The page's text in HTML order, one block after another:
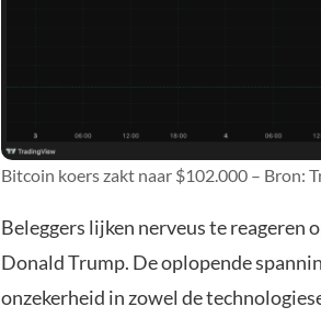
Bitcoin koers zakt naar $102.000 – Bron:
Beleggers lijken nerveus te reageren
Donald Trump. De oplopende
onzekerheid in zowel de